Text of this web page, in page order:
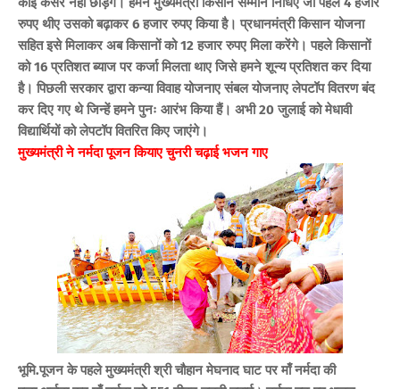
रुपए थीए उसको बढ़ाकर 6 हजार रुपए किया है। प्रधानमंत्री किसान योजना
सहित इसे मिलाकर अब किसानों को 12 हजार रुपए मिला करेंगे। पहले किसानों
को 16 प्रतिशत ब्याज पर कर्जा मिलता थाए जिसे हमने शून्य प्रतिशत कर दिया
है। पिछली सरकार द्वारा कन्या विवाह योजनाए संबल योजनाए लेपटॉप वितरण बंद
कर दिए गए थे जिन्हें हमने पुनः आरंभ किया हैं। अभी 20 जुलाई को मेधावी
विद्यार्थियों को लेपटॉप वितरित किए जाएंगे।
मुख्यमंत्री ने नर्मदा पूजन कियाए चुनरी चढ़ाई भजन गाए
भूमि.पूजन के पहले मुख्यमंत्री श्री चौहान मेघनाद घाट पर माँ नर्मदा की